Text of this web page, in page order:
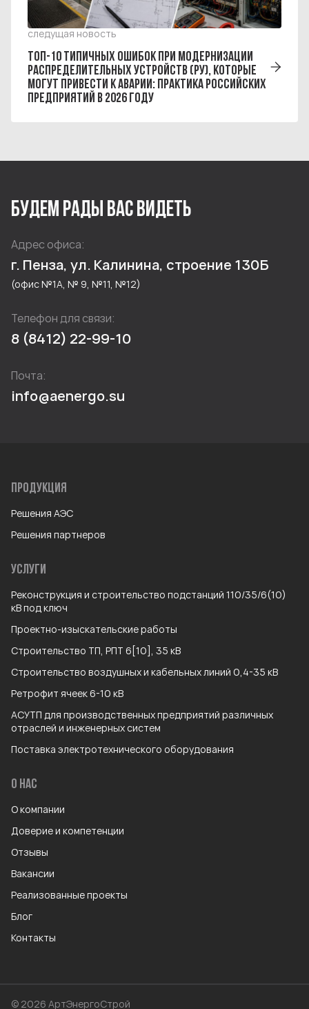
следущая новость
ТОП-10 ТИПИЧНЫХ ОШИБОК ПРИ МОДЕРНИЗАЦИИ
РАСПРЕДЕЛИТЕЛЬНЫХ УСТРОЙСТВ (РУ), КОТОРЫЕ
МОГУТ ПРИВЕСТИ К АВАРИИ: ПРАКТИКА РОССИЙСКИХ
ПРЕДПРИЯТИЙ В 2026 ГОДУ
БУДЕМ РАДЫ ВАС ВИДЕТЬ
Адрес офиса:
г. Пенза, ул. Калинина, строение 130Б
(офис №1А, № 9, №11, №12)
Телефон для связи:
8 (8412) 22-99-10
Почта:
info@aenergo.su
ПРОДУКЦИЯ
Решения АЭС
Решения партнеров
УСЛУГИ
Реконструкция и строительство подстанций 110/35/6(10)
кВ под ключ
Проектно-изыскательские работы
Строительство ТП, РПТ 6[10], 35 кВ
Строительство воздушных и кабельных линий 0,4-35 кВ
Ретрофит ячеек 6-10 кВ
АСУТП для производственных предприятий различных
отраслей и инженерных систем
Поставка электротехнического оборудования
О НАС
О компании
Доверие и компетенции
Отзывы
Вакансии
Реализованные проекты
Блог
Контакты
© 2026 АртЭнергоСтрой